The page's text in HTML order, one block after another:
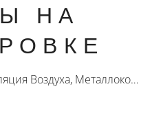
НА
Holding, Вентиляция Воздуха, Металлоконструкция, Строительство Изоляции